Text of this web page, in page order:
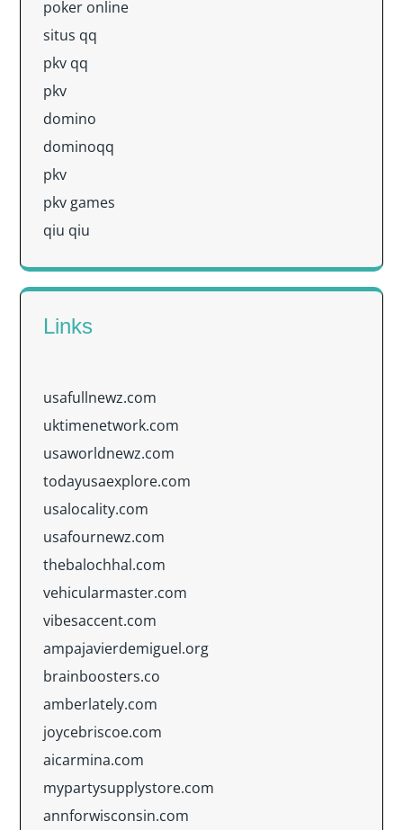
poker online
situs qq
pkv qq
pkv
domino
dominoqq
pkv
pkv games
qiu qiu
Links
usafullnewz.com
uktimenetwork.com
usaworldnewz.com
todayusaexplore.com
usalocality.com
usafournewz.com
thebalochhal.com
vehicularmaster.com
vibesaccent.com
ampajavierdemiguel.org
brainboosters.co
amberlately.com
joycebriscoe.com
aicarmina.com
mypartysupplystore.com
annforwisconsin.com